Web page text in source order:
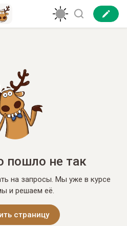
пошло не так
на запросы. Мы уже в курсе
и решаем её.
страницу